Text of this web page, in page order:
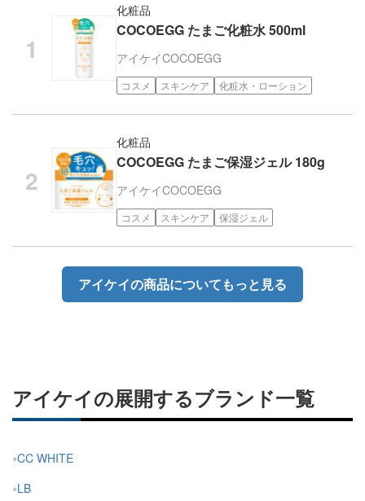
化粧品
COCOEGG たまご化粧水 500ml
アイケイCOCOEGG
コスメ スキンケア 化粧水・ローション
化粧品
COCOEGG たまご保湿ジェル 180g
アイケイCOCOEGG
コスメ スキンケア 保湿ジェル
アイケイの商品についてもっと見る
アイケイの展開するブランド一覧
CC WHITE
LB